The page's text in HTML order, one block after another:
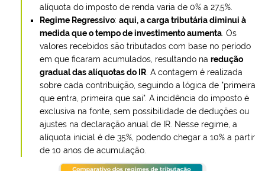
alíquota do imposto de renda varia de 0% a 27,5%.
Regime Regressivo: aqui, a carga tributária diminui à
medida que o tempo de investimento aumenta . Os
valores recebidos são tributados com base no período
em que ficaram acumulados, resultando na redução
gradual das alíquotas do IR . A contagem é realizada
sobre cada contribuição, seguindo a lógica de "primeira
que entra, primeira que sai". A incidência do imposto é
exclusiva na fonte, sem possibilidade de deduções ou
ajustes na declaração anual de IR. Nesse regime, a
alíquota inicial é de 35%, podendo chegar a 10% a partir
de 10 anos de acumulação.